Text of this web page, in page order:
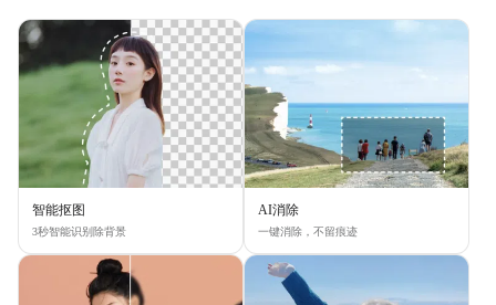
智能抠图
3秒智能识别除背景
AI消除
一键消除，不留痕迹